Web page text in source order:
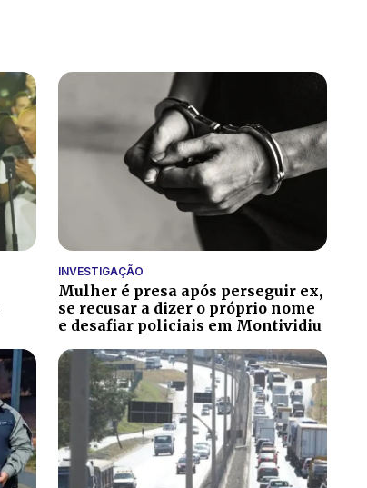
INVESTIGAÇÃO
Mulher é presa após perseguir ex,
se recusar a dizer o próprio nome
e desafiar policiais em Montividiu